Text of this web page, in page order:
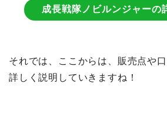
成長戦隊ノビルンジャーの
それでは、ここからは、販売点や
詳しく説明していきますね！